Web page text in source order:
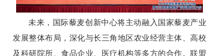
未来，国际藜麦创新中心将主动融入国家藜麦产业
发展整体布局，深化与长三角地区农业经营主体、高校
及科研院所、食品企业、医疗机构等多方的合作。联盟